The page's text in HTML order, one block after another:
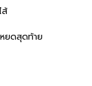
ส้
ยดสุดท้าย